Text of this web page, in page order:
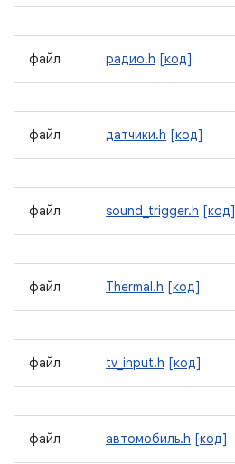
файл радио.h [код]
файл датчики.h [код]
файл sound_trigger.h [код]
файл Thermal.h [код]
файл tv_input.h [код]
файл автомобиль.h [код]